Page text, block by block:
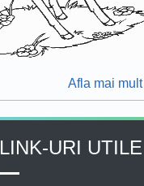
Afla mai mult
LINK-URI UTILE